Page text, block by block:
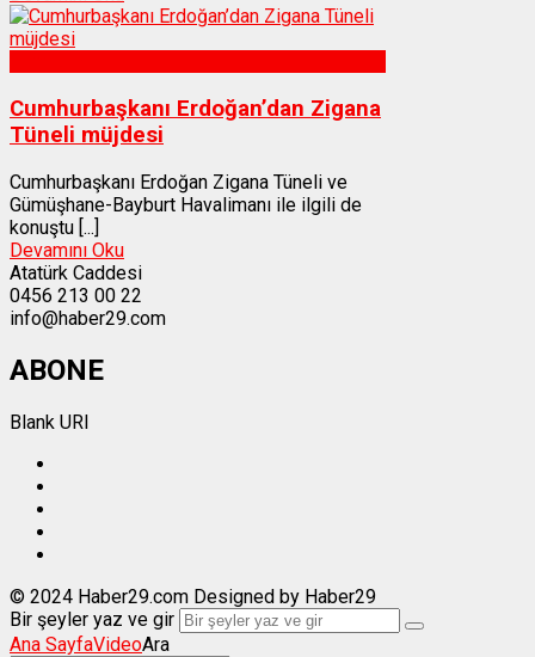
Cumhurbaşkanı Erdoğan’dan Zigana
Tüneli müjdesi
Cumhurbaşkanı Erdoğan Zigana Tüneli ve
Gümüşhane-Bayburt Havalimanı ile ilgili de
konuştu [...]
Devamını Oku
Atatürk Caddesi
0456 213 00 22
info@haber29.com
ABONE
Blank URI
© 2024 Haber29.com Designed by Haber29
Bir şeyler yaz ve gir
Ana SayfaVideoAra